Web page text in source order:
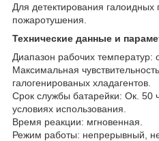
Для детектирования галоидных
пожаротушения.
Технические данные и
Диапазон рабочих температур:
Максимальная
галогенированых хладагентов.
Срок службы батарейки: Ок. 50
условиях использования.
Время реакции: мгновенная.
Режим работы: непрерывный,